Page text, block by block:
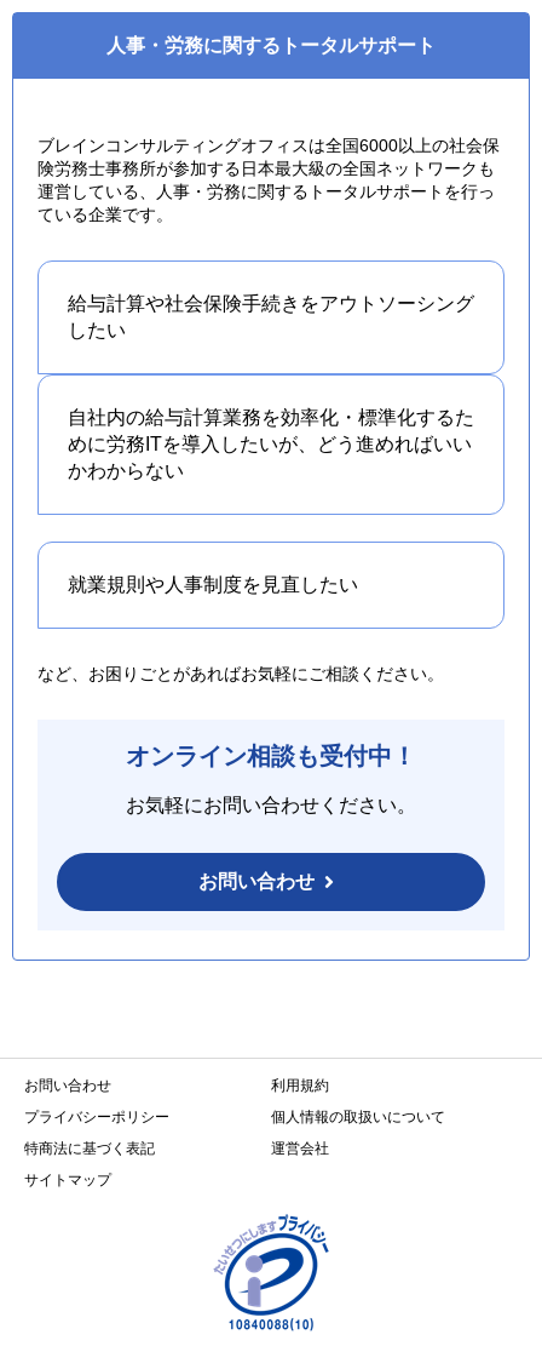
人事・労務に関するトータルサポート
ブレインコンサルティングオフィスは全国6000以上の社会保
険労務士事務所が参加する日本最大級の全国ネットワークも
運営している、人事・労務に関するトータルサポートを行っ
ている企業です。
給与計算や社会保険手続きをアウトソーシング
したい
自社内の給与計算業務を効率化・標準化するた
めに労務ITを導入したいが、どう進めればいい
かわからない
就業規則や人事制度を 見直したい
など、お困りごとがあればお気軽にご相談ください。
オンライン相談も受付中！
お気軽にお問い合わせください。
お問い合わせ
お問い合わせ
利用規約
プライバシーポリシー
個人情報の取扱いについて
特商法に基づく表記
運営会社
サイトマップ